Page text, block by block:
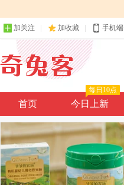
加关注 加收藏 手机端
首页 今日上新
每日10点